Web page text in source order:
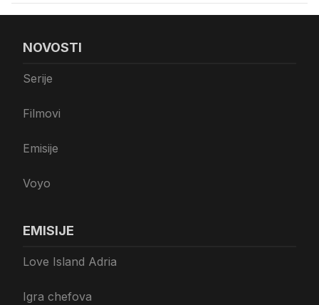
NOVOSTI
Serije
Filmovi
Emisije
Voyo
EMISIJE
Love Island Adria
Igra chefova